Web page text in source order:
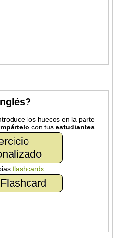
los huecos en la parte
con tusestudiantes
flashcards